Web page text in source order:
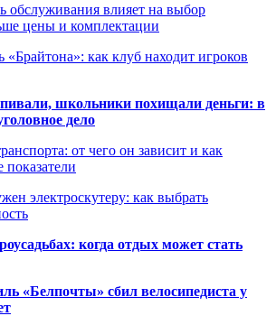
обслуживания влияет на выбор
цены и комплектации
«Брайтона»: как клуб находит игроков
школьники похищали деньги: в
дело
от чего он зависит и как
показатели
электроскутеру: как выбрать
когда отдых может стать
«Белпочты» сбил велосипедиста у